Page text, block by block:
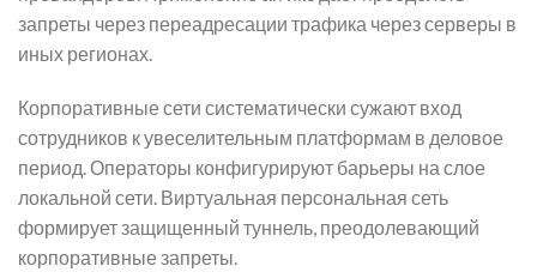
запреты через переадресации трафика через серверы в
иных регионах.
Корпоративные сети систематически сужают вход
сотрудников к увеселительным платформам в деловое
период. Операторы конфигурируют барьеры на слое
локальной сети. Виртуальная персональная сеть
формирует защищенный туннель, преодолевающий
корпоративные запреты.